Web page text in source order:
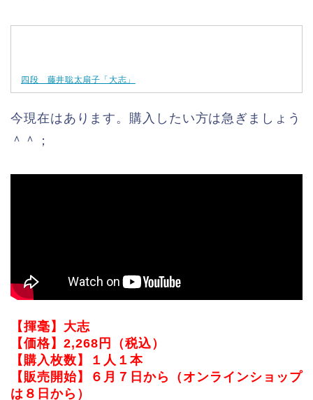
四段 藤井聡太扇子「大志」
今現在はあります。購入したい方は急ぎましょう
＾＾；
【揮毫】大志
【価格】2,268円（税込）
【購入枚数】１人１本
【販売開始】６月７日から（オンラインショップ
は８日から）